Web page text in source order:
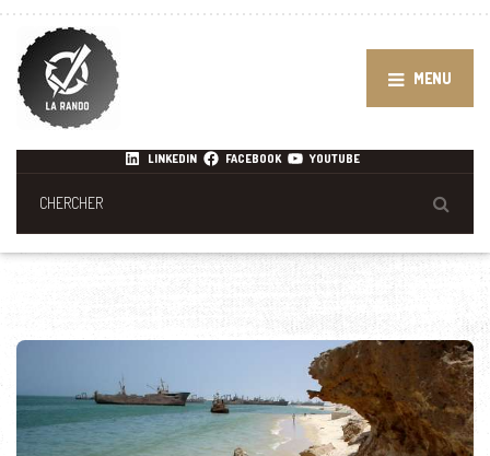
MENU
LINKEDIN FACEBOOK YOUTUBE